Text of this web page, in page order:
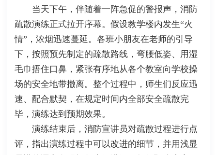
当天下午，伴随着一阵急促的警报声，消防
疏散演练正式拉开序幕。假设教学楼内发生“火
情”，浓烟迅速蔓延。各班小朋友在老师的引导
下，按照预先制定的疏散路线，弯腰低姿、用湿
毛巾捂住口鼻，紧张有序地从各个教室向学校操
场的安全地带撤离。整个过程中，师生们反应迅
速、配合默契，在规定时间内全部安全疏散完
毕，演练达到预期效果。
演练结束后，消防宣讲员对疏散过程进行点
评，指出演练过程中可以改进的细节，并用浅显